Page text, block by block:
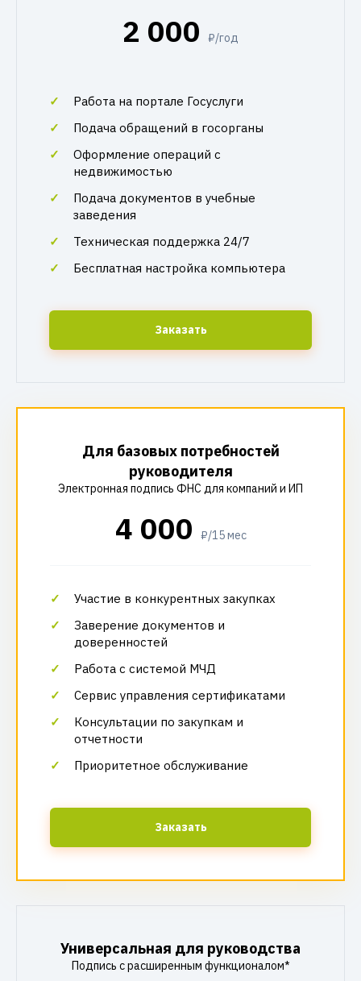
2 000 ₽/год
Работа на портале Госуслуги
Подача обращений в госорганы
Оформление операций с
недвижимостью
Подача документов в учебные
заведения
Техническая поддержка 24/7
Бесплатная настройка компьютера
Заказать
Для базовых потребностей
руководителя
Электронная подпись ФНС для компаний и ИП
4 000 ₽/15 мес
Участие в конкурентных закупках
Заверение документов и
доверенностей
Работа с системой МЧД
Сервис управления сертификатами
Консультации по закупкам и
отчетности
Приоритетное обслуживание
Заказать
Универсальная для руководства
Подпись с расширенным функционалом*